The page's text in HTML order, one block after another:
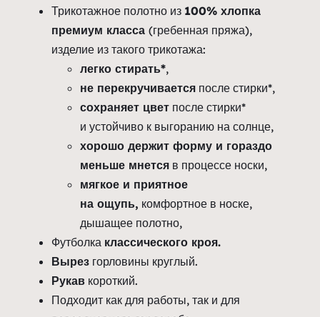
Трикотажное полотно из 100% хлопка
премиум класса (гребенная пряжа),
изделие из такого трикотажа:
легко стирать*,
не перекручивается после стирки*,
сохраняет цвет после стирки*
и устойчиво к выгоранию на солнце,
хорошо держит форму и гораздо
меньше мнется в процессе носки,
мягкое и приятное
на ощупь, комфортное в носке,
дышащее полотно,
Футболка классического кроя.
Вырез горловины круглый.
Рукав короткий.
Подходит как для работы, так и для